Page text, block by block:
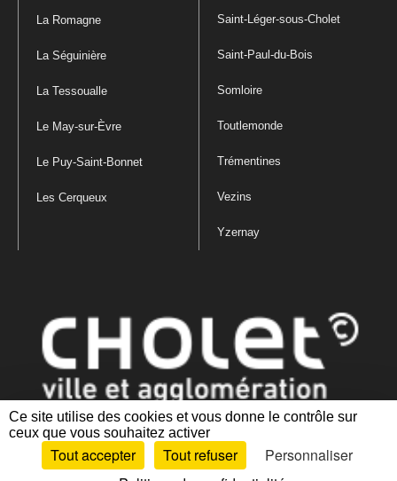
Ce site utilise des cookies et vous donne le contrôle sur
ceux que vous souhaitez activer
Tout accepter Tout refuser
Personnaliser
La Romagne
La Séguinière
La Tessoualle
Le May-sur-Èvre
Le Puy-Saint-Bonnet
Les Cerqueux
Saint-Léger-sous-Cholet
Saint-Paul-du-Bois
Somloire
Toutlemonde
Trémentines
Vezins
Yzernay
Mentions légales|Politique de confidentialité
des cookies |Plan du site Accessibilité : partiellement conforme